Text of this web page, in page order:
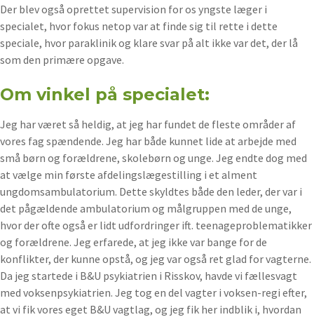
Der blev også oprettet supervision for os yngste læger i
specialet, hvor fokus netop var at finde sig til rette i dette
speciale, hvor paraklinik og klare svar på alt ikke var det, der lå
som den primære opgave.
Om vinkel på specialet:
Jeg har været så heldig, at jeg har fundet de fleste områder af
vores fag spændende. Jeg har både kunnet lide at arbejde med
små børn og forældrene, skolebørn og unge. Jeg endte dog med
at vælge min første afdelingslægestilling i et alment
ungdomsambulatorium. Dette skyldtes både den leder, der var i
det pågældende ambulatorium og målgruppen med de unge,
hvor der ofte også er lidt udfordringer ift. teenageproblematikker
og forældrene. Jeg erfarede, at jeg ikke var bange for de
konflikter, der kunne opstå, og jeg var også ret glad for vagterne.
Da jeg startede i B&U psykiatrien i Risskov, havde vi fællesvagt
med voksenpsykiatrien. Jeg tog en del vagter i voksen-regi efter,
at vi fik vores eget B&U vagtlag, og jeg fik her indblik i, hvordan